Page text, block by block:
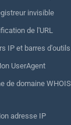
invisible
de l'URL
IP et barres d'outils
UserAgent
de domaine WHOIS
adresse IP